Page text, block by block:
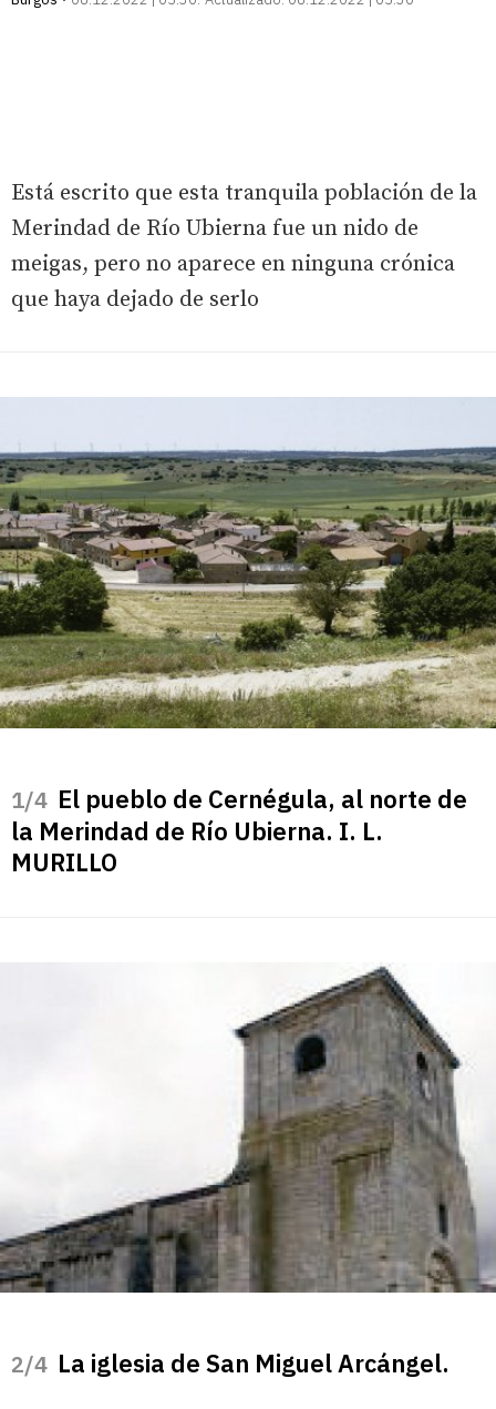
Está escrito que esta tranquila población de la
Merindad de Río Ubierna fue un nido de
meigas, pero no aparece en ninguna crónica
que haya dejado de serlo
/4 El pueblo de Cernégula, al norte de
la Merindad de Río Ubierna. I. L.
MURILLO
/4 La iglesia de San Miguel Arcángel.